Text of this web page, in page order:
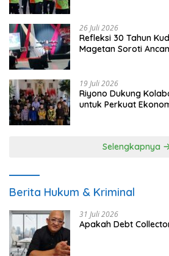
26 Juli 2026
Refleksi 30 Tahun
Magetan Soroti
19 Juli 2026
Riyono Dukung
untuk Perkuat
Selengkapnya
Berita Hukum & Kriminal
31 Juli 2026
Apakah Debt